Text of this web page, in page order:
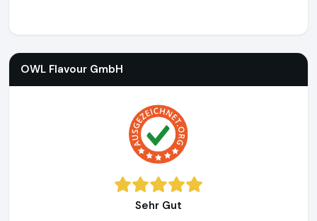
OWL Flavour GmbH
Sehr Gut